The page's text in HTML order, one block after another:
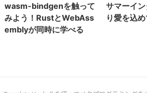
wasm-bindgenを触って
みよう！RustとWebAss
emblyが同時に学べる
サマーイ
り愛を込